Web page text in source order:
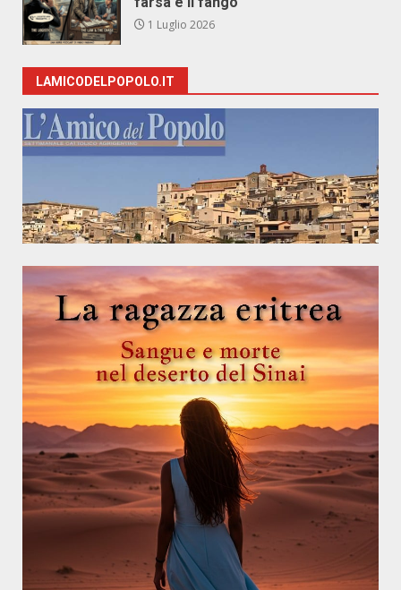
1 Luglio 2026
LAMICODELPOPOLO.IT